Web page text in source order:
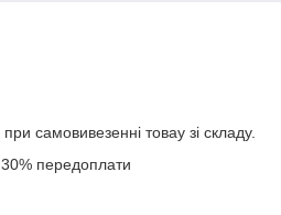
самовивезенні товау зі складу.
передоплати